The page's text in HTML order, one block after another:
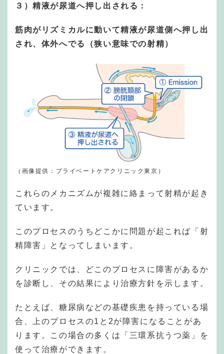
３）精液が尿道へ押し出される：
筋肉がリズミカルに動いて精液が尿道側へ押し出
され、体外へでる（狭い意味での射精）
（画像提供：プライベートケアクリニック東京）
これらのメカニズムが複雑に絡まって射精が起き
ています。
このプロセスのうちどこかに問題が起これば「射
精障害」となってしまいます。
クリニックでは、どこのプロセスに障害があるか
を診断し、その結果により治療方針を示します。
たとえば、糖尿病などの基礎疾患を持っている場
合、上のプロセスの1と2が障害になることがあ
ります。この場合の多くは「三環系抗うつ薬」を
使って治療ができます。